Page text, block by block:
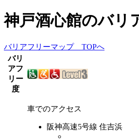
神戸酒心館のバリ
バリアフリーマップ TOPへ
バリ
アフ
リー
度
車でのアクセス
阪神高速5号線 住吉浜